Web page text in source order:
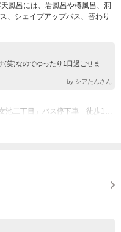
風呂には、岩風呂や樽風呂、洞
、シェイプアップバス、替わり
(笑)なのでゆったり1日過ごせま
by シアたんさん
：年4回施設調整のため休あり